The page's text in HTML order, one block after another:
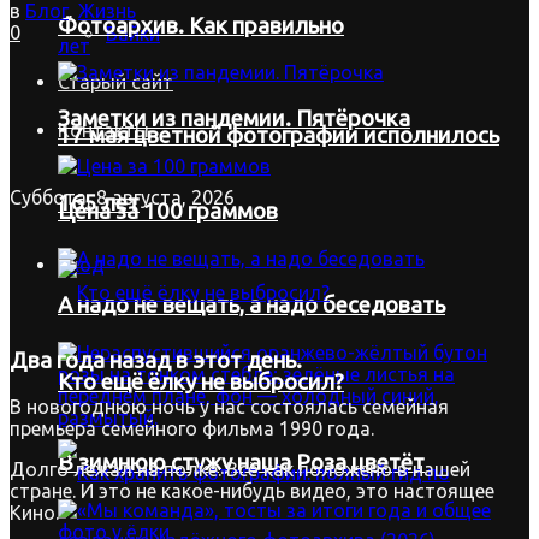
Байки
Старый сайт
Контакты
Суббота, 8 августа, 2026
Вход
Фотоархив. Как правильно
Заметки из пандемии. Пятёрочка
Цена за 100 граммов
А надо не вещать, а надо беседовать
В зимнюю стужу наша Роза цветёт
17 мая цветной фотографии исполнилось
165 лет
Кто ещё ёлку не выбросил?
в Блог, Жизнь
0
Два года назад в этот день.
В новогоднюю ночь у нас состоялась семейная
премьера семейного фильма 1990 года.
Долго лежал на полке. Всё как положено в нашей
стране. И это не какое-нибудь видео, это настоящее
Кино.